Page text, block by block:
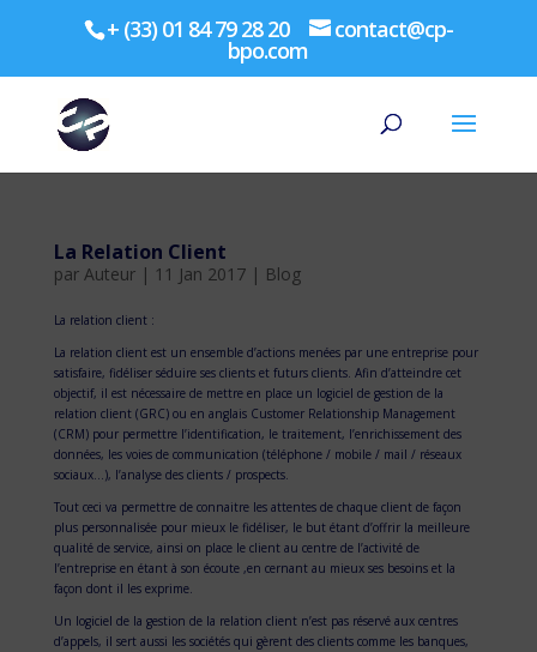
+ (33) 01 84 79 28 20 contact@cp-
bpo.com
La Relation Client
par Auteur| 11 Jan 2017| Blog
La relation client :
La relation client est un ensemble d’actions menées par une entreprise pour
satisfaire, fidéliser séduire ses clients et futurs clients. Afin d’atteindre cet
objectif, il est nécessaire de mettre en place un logiciel de gestion de la
relation client (GRC) ou en anglais Customer Relationship Management
(CRM) pour permettre l’identification, le traitement, l’enrichissement des
données, les voies de communication (téléphone / mobile / mail / réseaux
sociaux…), l’analyse des clients / prospects.
Tout ceci va permettre de connaitre les attentes de chaque client de façon
plus personnalisée pour mieux le fidéliser, le but étant d’offrir la meilleure
qualité de service, ainsi on place le client au centre de l’activité de
l’entreprise en étant à son écoute ,en cernant au mieux ses besoins et la
façon dont il les exprime.
Un logiciel de la gestion de la relation client n’est pas réservé aux centres
d’appels, il sert aussi les sociétés qui gèrent des clients comme les banques,